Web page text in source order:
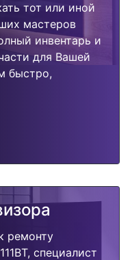
тот или иной
мастеров
инвентарь и
для Вашей
быстро,
ремонту
специалист